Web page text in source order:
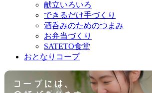
献立いろいろ
できるだけ手づくり
酒呑みのためのつまみ
お弁当づくり
SATETO食堂
おとなりコープ